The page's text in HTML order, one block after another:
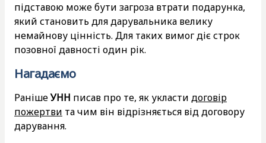
підставою може бути загроза втрати подарунка,
який становить для дарувальника велику
немайнову цінність. Для таких вимог діє строк
позовної давності один рік.
Нагадаємо
РанішеУНН писав про те, як укласти договір
пожертви та чим він відрізняється від договору
дарування.